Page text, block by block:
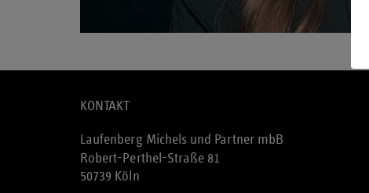
KONTAKT
Laufenberg Michels und Partner mbB
Robert-Perthel-Straße 81
50739 Köln